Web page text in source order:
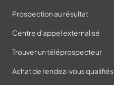
Prospection au résultat
Centre d'appel externalisé
Trouver un téléprospecteur
Achat de rendez-vous qualifiés